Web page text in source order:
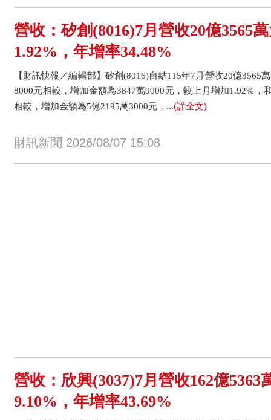
營收：矽創(8016)7月營收20億3565
1.92%，年增率34.48%
【財訊快報／編輯部】矽創(8016)自結115年7月營收20億3565
8000元相較，增加金額為3847萬9000元，較上月增加1.92%，
相較，增加金額為5億2195萬3000元，...(詳全文)
財訊新聞 2026/08/07 15:08
營收：欣興(3037)7月營收162億5363
9.10%，年增率43.69%